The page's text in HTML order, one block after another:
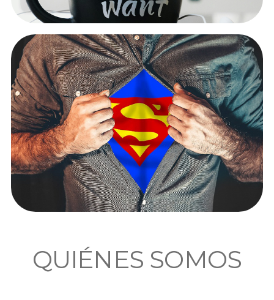
QUIÉNES SOMOS